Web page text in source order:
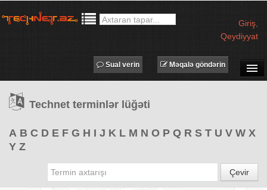
Giriş
Qeydiyyat
TƏDBİRLƏR
PROQRAMLAR
Məqalə göndərin
Sual verin
Technet terminlər lüğəti
A B C D E F G H I J K L M N O P Q R S T U V W X
Y Z
Çevir